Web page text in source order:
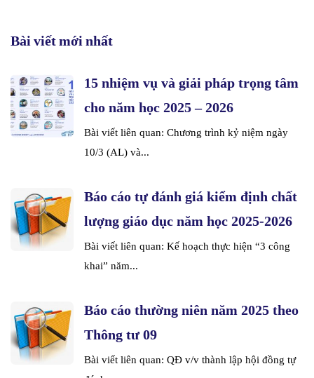
Bài viết mới nhất
15 nhiệm vụ và giải pháp trọng tâm
cho năm học 2025 – 2026
Bài viết liên quan: Chương trình kỷ niệm ngày
10/3 (AL) và...
Báo cáo tự đánh giá kiểm định chất
lượng giáo dục năm học 2025-2026
Bài viết liên quan: Kế hoạch thực hiện “3 công
khai” năm...
Báo cáo thường niên năm 2025 theo
Thông tư 09
Bài viết liên quan: QĐ v/v thành lập hội đồng tự